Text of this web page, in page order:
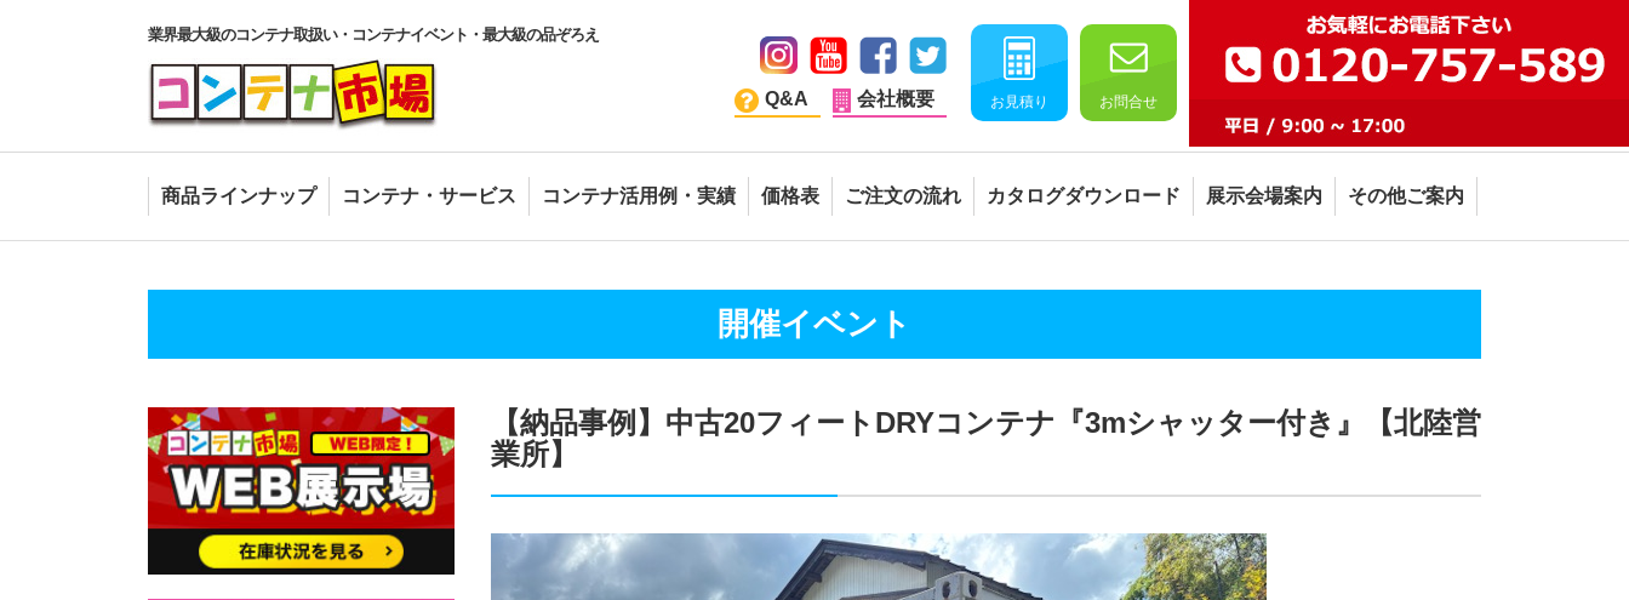
業界最大級のコンテナ取扱い・コンテナイベント・最大級の品ぞろえ
Q&A 会社概要 お見積り お問合せ
商品ラインナップ コンテナ・サービス コンテナ活用例・実績 価格表 ご注文の流れ カタログダウンロード 展示会場案内 その他ご案内
開催イベント
【納品事例】中古20フィートDRYコンテナ『3mシャッター付き』【北陸営
業所】